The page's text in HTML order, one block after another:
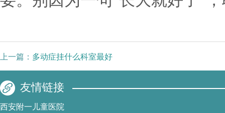
上一篇： 多动症挂什么科室最好
友情链接
西安附一儿童医院